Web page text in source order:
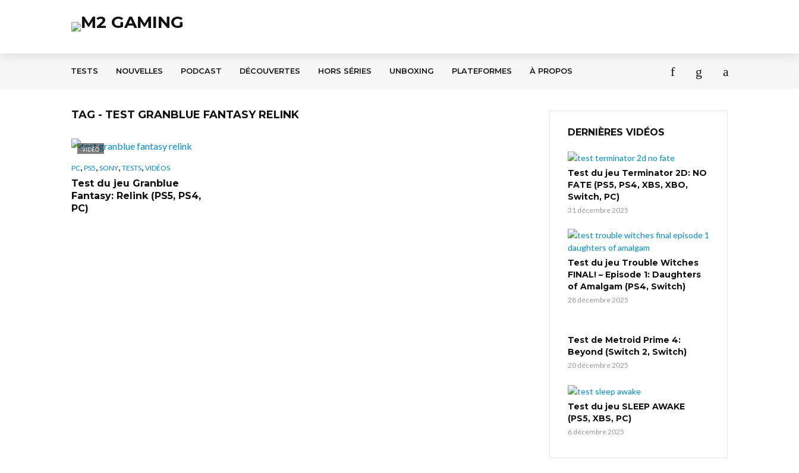
TESTS NOUVELLES PODCAST DÉCOUVERTES HORS SÉRIES UNBOXING PLATEFORMES À PROPOS
TAG - TEST GRANBLUE FANTASY RELINK
VIDÉO
PC, PS5, SONY, TESTS, VIDÉOS
Test du jeu Granblue
Fantasy: Relink (PS5, PS4,
PC)
DERNIÈRES VIDÉOS
Test du jeu Terminator 2D: NO
FATE (PS5, PS4, XBS, XBO,
Switch, PC)
31 décembre 2025
Test du jeu Trouble Witches
FINAL! – Episode 1: Daughters
of Amalgam (PS4, Switch)
28 décembre 2025
Test de Metroid Prime 4:
Beyond (Switch 2, Switch)
20 décembre 2025
Test du jeu SLEEP AWAKE
(PS5, XBS, PC)
6 décembre 2025